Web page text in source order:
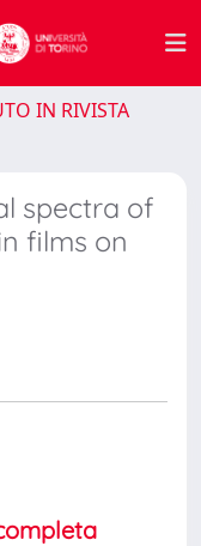
IN RIVISTA
spectra of
films on